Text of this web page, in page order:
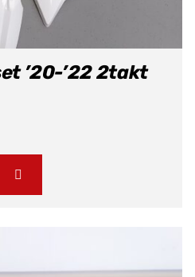
’20-’22 2takt